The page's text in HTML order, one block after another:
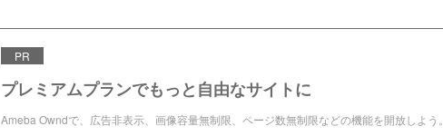
PR
プレミアムプランでもっと自由なサイトに
Ameba Owndで、広告非表示、画像容量無制限、ページ数無制限などの機能を開放しよう。